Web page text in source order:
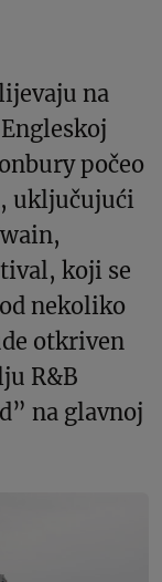
na
počeo
uključujući
koji se
nekoliko
otkriven
R&B
na glavnoj